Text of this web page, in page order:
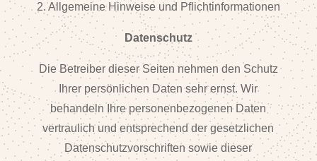
2. Allgemeine Hinweise und Pflichtinformationen
Datenschutz
Die Betreiber dieser Seiten nehmen den Schutz
Ihrer persönlichen Daten sehr ernst. Wir
behandeln Ihre personenbezogenen Daten
vertraulich und entsprechend der gesetzlichen
Datenschutzvorschriften sowie dieser